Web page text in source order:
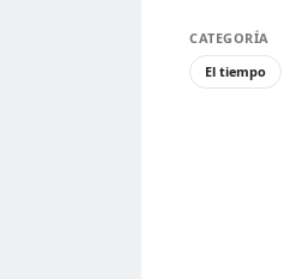
CATEGORÍA
El tiempo